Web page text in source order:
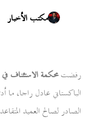
مكتب الأخبار
رفضتمحكمة الاستئناف في
الباكستاني عادل راجا، ما
الصادر لصالح العميد